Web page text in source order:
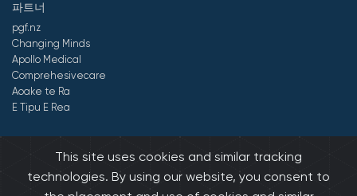
파트너
pgf.nz
Changing Minds
Apollo Medical
Comprehesivecare
Aoake te Ra
E Tipu E Rea
Onedash.biz
This site uses cookies and similar tracking
technologies. By using our website, you consent to